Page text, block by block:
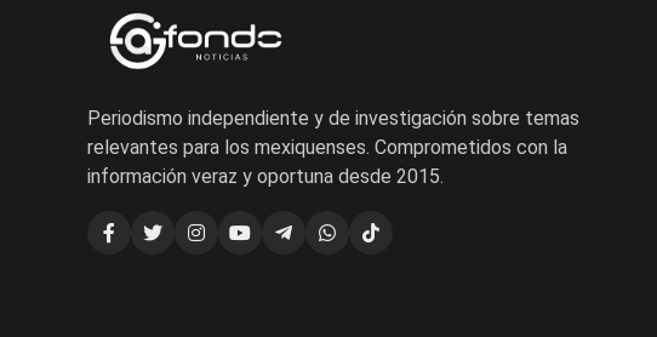
Periodismo independiente y de investigación sobre temas
relevantes para los mexiquenses. Comprometidos con la
información veraz y oportuna desde 2015.